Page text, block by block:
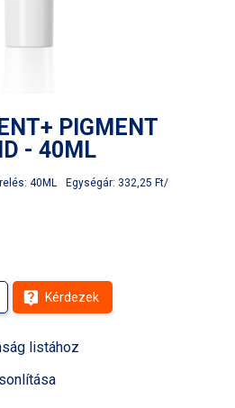
PIGMENT
- 40ML
40ML Egységár: 332,25 Ft/
Kérdezek
listához